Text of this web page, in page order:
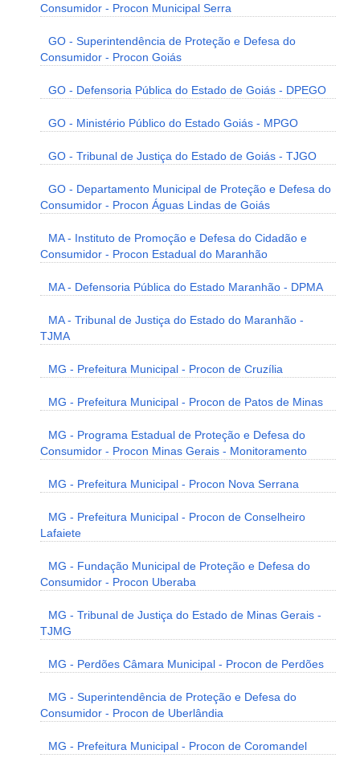
Consumidor - Procon Municipal Serra
GO - Superintendência de Proteção e Defesa do
Consumidor - Procon Goiás
GO - Defensoria Pública do Estado de Goiás - DPEGO
GO - Ministério Público do Estado Goiás - MPGO
GO - Tribunal de Justiça do Estado de Goiás - TJGO
GO - Departamento Municipal de Proteção e Defesa do
Consumidor - Procon Águas Lindas de Goiás
MA - Instituto de Promoção e Defesa do Cidadão e
Consumidor - Procon Estadual do Maranhão
MA - Defensoria Pública do Estado Maranhão - DPMA
MA - Tribunal de Justiça do Estado do Maranhão -
TJMA
MG - Prefeitura Municipal - Procon de Cruzília
MG - Prefeitura Municipal - Procon de Patos de Minas
MG - Programa Estadual de Proteção e Defesa do
Consumidor - Procon Minas Gerais - Monitoramento
MG - Prefeitura Municipal - Procon Nova Serrana
MG - Prefeitura Municipal - Procon de Conselheiro
Lafaiete
MG - Fundação Municipal de Proteção e Defesa do
Consumidor - Procon Uberaba
MG - Tribunal de Justiça do Estado de Minas Gerais -
TJMG
MG - Perdões Câmara Municipal - Procon de Perdões
MG - Superintendência de Proteção e Defesa do
Consumidor - Procon de Uberlândia
MG - Prefeitura Municipal - Procon de Coromandel